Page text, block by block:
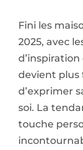
Fini les
2025, avec
d’inspiration
devient plus
d’exprimer
soi. La
touche